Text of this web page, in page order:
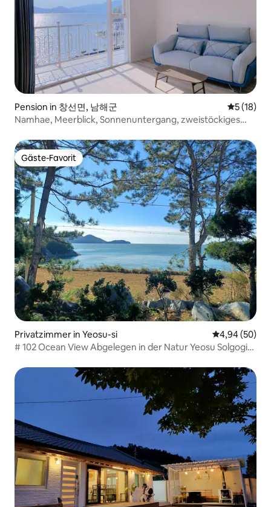
Pension in 창선면, 남해군
5 (18)
Namhae, Meerblick, Sonnenuntergang, zweistöckiges
Infinity-Pool, Grill, hundefreundlich
Gäste-Favorit
Gäste-Favorit
Privatzimmer in Yeosu-si
4,94 (50)
# 102 Ocean View Abgelegen in der Natur Yeosu Solgogi